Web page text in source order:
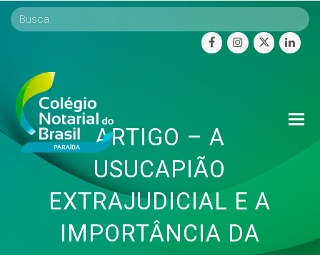
facebookinstagram
twitter
ARTIGO – A
USUCAPIÃO
EXTRAJUDICIAL E A
IMPORTÂNCIA DA